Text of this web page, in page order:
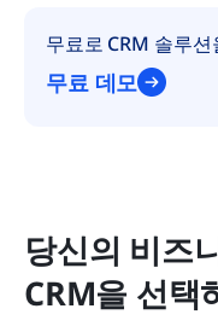
무료로 CRM 솔루
무료 데모
당신의 비즈
CRM을 선택